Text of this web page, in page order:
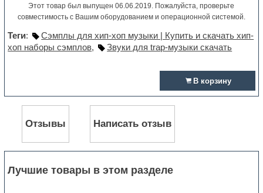
Этот товар был выпущен 06.06.2019. Пожалуйста, проверьте
совместимость с Вашим оборудованием и операционной системой.
Теги:
Сэмплы для хип-хоп музыки | Купить и скачать хип-
хоп наборы сэмплов, Звуки для trap-музыки cкачать
В корзину
Отзывы Написать отзыв
Лучшие товары в этом разделе